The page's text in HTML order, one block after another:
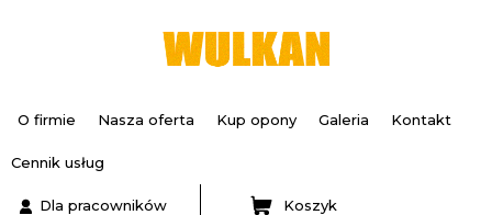
O firmie Nasza oferta Kup opony Galeria Kontakt
Cennik usług
Dla pracowników Koszyk